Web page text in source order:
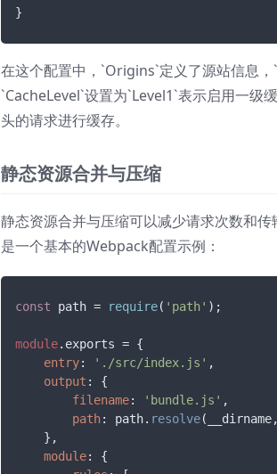
}
在这个配置中，`Origins`定义了源站信息
`CacheLevel`设置为`Level1`表示启用一级
头的请求进行缓存。
静态资源合并与压缩
静态资源合并与压缩可以减少请求次数和
是一个基本的Webpack配置示例：
const path = require( 'path' );
module. exports = {
entry: './src/index.js' ,
output : {
filename: 'bundle.js' ,
path: path. resolve
    },
module: {